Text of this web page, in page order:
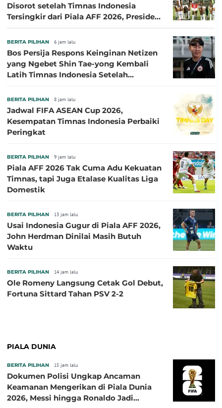
Disorot setelah Timnas Indonesia
Tersingkir dari Piala AFF 2026, Presiden
BERITA PILIHAN 6 jam lalu
Bos Persija Respons Keinginan Netizen
yang Ngebet Shin Tae-yong Kembali
Latih Timnas Indonesia Setelah
BERITA PILIHAN 8 jam lalu
Jadwal FIFA ASEAN Cup 2026,
Kesempatan Timnas Indonesia Perbaiki
Peringkat
BERITA PILIHAN 9 jam lalu
Piala AFF 2026 Tak Cuma Adu Kekuatan
Timnas, tapi Juga Etalase Kualitas Liga
Domestik
BERITA PILIHAN 13 jam lalu
Usai Indonesia Gugur di Piala AFF 2026,
John Herdman Dinilai Masih Butuh
Waktu
BERITA PILIHAN 14 jam lalu
Ole Romeny Langsung Cetak Gol Debut,
Fortuna Sittard Tahan PSV 2-2
PIALA DUNIA
BERITA PILIHAN 15 jam lalu
Dokumen Polisi Ungkap Ancaman
Keamanan Mengerikan di Piala Dunia
2026, Messi hingga Ronaldo Jadi